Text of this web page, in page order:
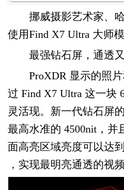
挪威摄影艺术家、
使用Find X7 Ultra 大师
最强钻石屏，通透
ProXDR 显示的照
过 Find X7 Ultra 这一块
灵活现。新一代钻石屏
最高水准的 4500nit，
面高亮区域亮度可以达
，实现最明亮通透的视